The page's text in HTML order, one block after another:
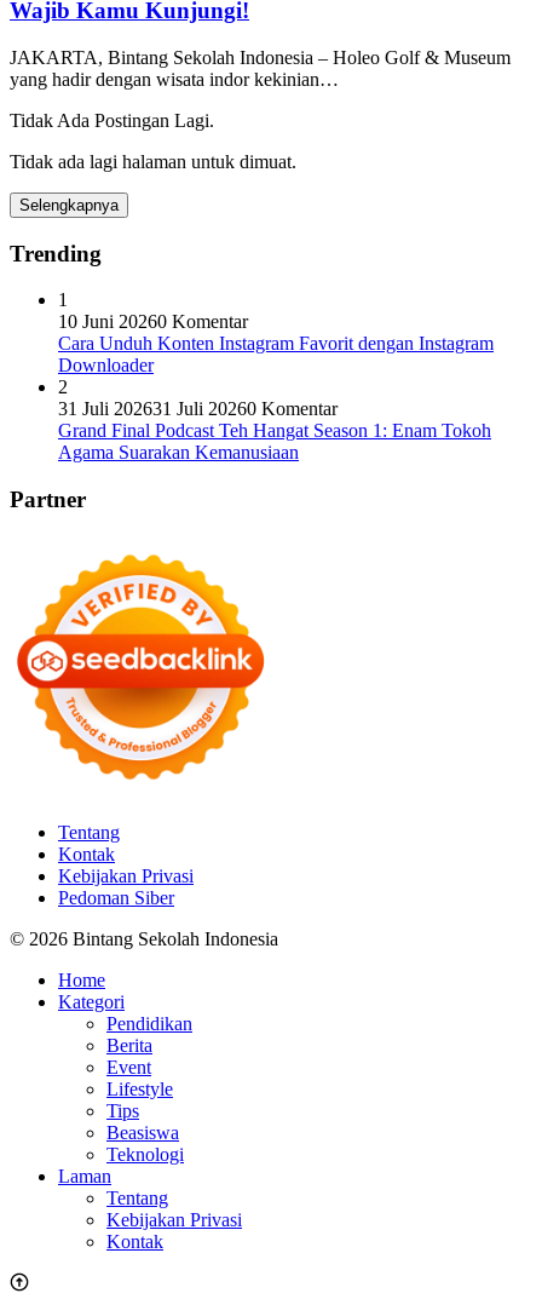
Wajib Kamu Kunjungi!
JAKARTA, Bintang Sekolah Indonesia – Holeo Golf & Museum
yang hadir dengan wisata indor kekinian…
Tidak Ada Postingan Lagi.
Tidak ada lagi halaman untuk dimuat.
Selengkapnya
Trending
1
10 Juni 20260 Komentar
Cara Unduh Konten Instagram Favorit dengan Instagram
Downloader
2
31 Juli 202631 Juli 20260 Komentar
Grand Final Podcast Teh Hangat Season 1: Enam Tokoh
Agama Suarakan Kemanusiaan
Partner
Tentang
Kontak
Kebijakan Privasi
Pedoman Siber
© 2026 Bintang Sekolah Indonesia
Home
Kategori
Pendidikan
Berita
Event
Lifestyle
Tips
Beasiswa
Teknologi
Laman
Tentang
Kebijakan Privasi
Kontak